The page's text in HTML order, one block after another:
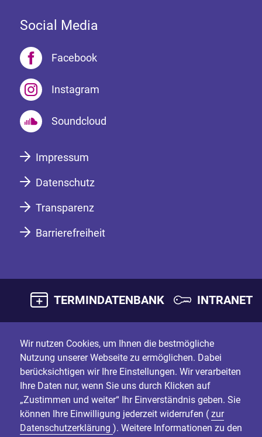
Social Media
Facebook
Instagram
Soundcloud
Impressum
Datenschutz
Transparenz
Barrierefreiheit
TERMINDATENBANK INTRANET
Wir nutzen Cookies, um Ihnen die bestmögliche
Nutzung unserer Webseite zu ermöglichen. Dabei
berücksichtigen wir Ihre Einstellungen. Wir verarbeiten
Ihre Daten nur, wenn Sie uns durch Klicken auf
„Zustimmen und weiter“ Ihr Einverständnis geben. Sie
können Ihre Einwilligung jederzeit widerrufen ( zur
Datenschutzerklärung ). Weitere Informationen zu den